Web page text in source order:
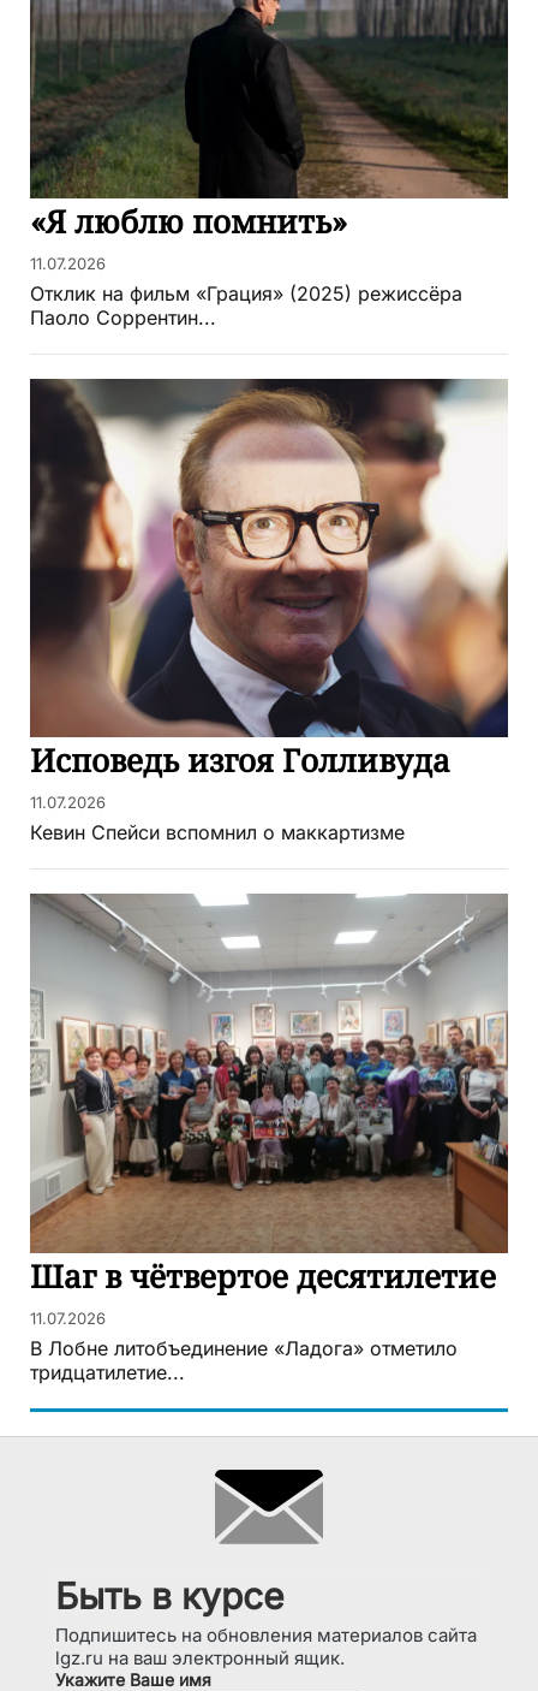
«Я люблю помнить»
11.07.2026
Отклик на фильм «Грация» (2025) режиссёра
Паоло Соррентин...
Исповедь изгоя Голливуда
11.07.2026
Кевин Спейси вспомнил о маккартизме
Шаг в чётвертое десятилетие
11.07.2026
В Лобне литобъединение «Ладога» отметило
тридцатилетие...
Быть в курсе
Подпишитесь на обновления материалов сайта
lgz.ru на ваш электронный ящик.
Укажите Ваше имя